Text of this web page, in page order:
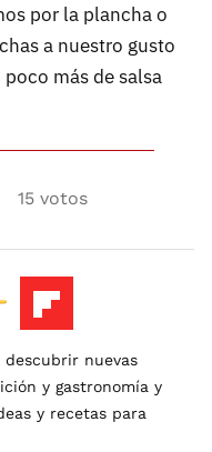
por la plancha o
a nuestro gusto
más de salsa
15 votos
descubrir nuevas
y gastronomía y
y recetas para